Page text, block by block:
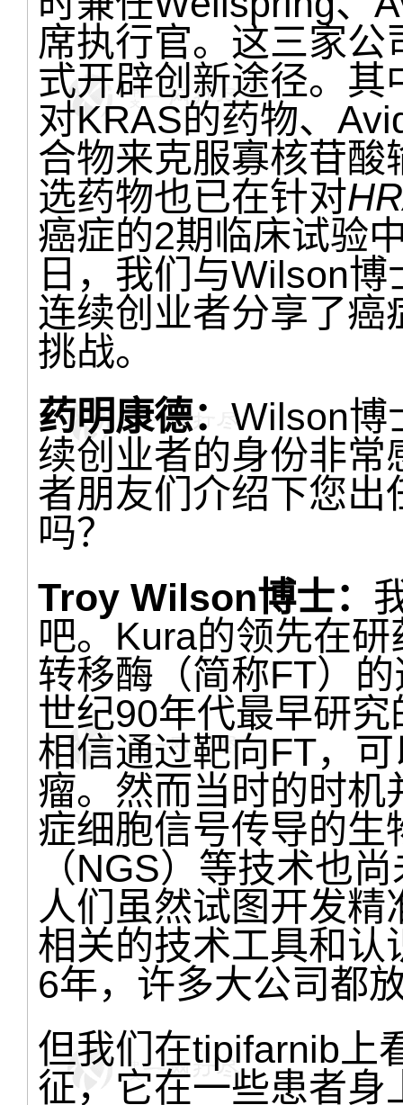
席执行官。这三家
式开辟创新途径。
对KRAS的药物、
合物来克服寡核苷
选药物也已在针对
癌症的2期临床试验
日，我们与Wilson
连续创业者分享了
挑战。
药明康德： Wilson博
续创业者的身份非常
者朋友们介绍下您出
吗？
Troy Wilson博士：
吧。Kura的领先在
转移酶（简称FT）
世纪90年代最早研
相信通过靶向FT，
瘤。然而当时的时机
症细胞信号传导的生
（NGS）等技术也
人们虽然试图开发
相关的技术工具和认
6年，许多大公司都
但我们在tipifarnib上
征，它在一些患者身